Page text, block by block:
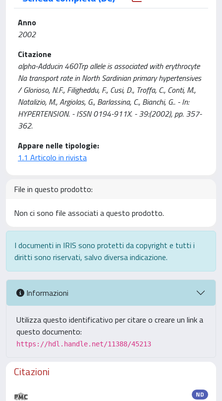
Anno
2002
Citazione
alpha-Adducin 460Trp allele is associated with erythrocyte
Na transport rate in North Sardinian primary hypertensives
/ Glorioso, N.F., Filigheddu, F., Cusi, D., Troffa, C., Conti, M.,
Natalizio, M., Argiolas, G., Barlassina, C., Bianchi, G.. - In:
HYPERTENSION. - ISSN 0194-911X. - 39:(2002), pp. 357-
362.
Appare nelle tipologie:
1.1 Articolo in rivista
File in questo prodotto:
Non ci sono file associati a questo prodotto.
I documenti in IRIS sono protetti da copyright e tutti i
diritti sono riservati, salvo diversa indicazione.
Informazioni
Utilizza questo identificativo per citare o creare un link a
questo documento:
https://hdl.handle.net/11388/45213
Citazioni
ND